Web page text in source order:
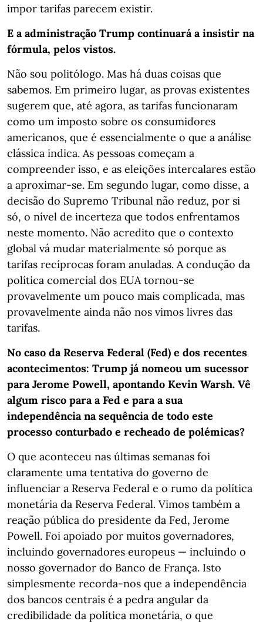
impor tarifas parecem existir.
E a administração Trump continuará a insistir na
fórmula, pelos vistos.
Não sou politólogo. Mas há duas coisas que
sabemos. Em primeiro lugar, as provas existentes
sugerem que, até agora, as tarifas funcionaram
como um imposto sobre os consumidores
americanos, que é essencialmente o que a análise
clássica indica. As pessoas começam a
compreender isso, e as eleições intercalares estão
a aproximar-se. Em segundo lugar, como disse, a
decisão do Supremo Tribunal não reduz, por si
só, o nível de incerteza que todos enfrentamos
neste momento. Não acredito que o contexto
global vá mudar materialmente só porque as
tarifas recíprocas foram anuladas. A condução da
política comercial dos EUA tornou-se
provavelmente um pouco mais complicada, mas
provavelmente ainda não nos vimos livres das
tarifas.
No caso da Reserva Federal (Fed) e dos recentes
acontecimentos: Trump já nomeou um sucessor
para Jerome Powell, apontando Kevin Warsh. Vê
algum risco para a Fed e para a sua
independência na sequência de todo este
processo conturbado e recheado de polémicas?
O que aconteceu nas últimas semanas foi
claramente uma tentativa do governo de
influenciar a Reserva Federal e o rumo da política
monetária da Reserva Federal. Vimos também a
reação pública do presidente da Fed, Jerome
Powell. Foi apoiado por muitos governadores,
incluindo governadores europeus — incluindo o
nosso governador do Banco de França. Isto
simplesmente recorda-nos que a independência
dos bancos centrais é a pedra angular da
credibilidade da política monetária, o que